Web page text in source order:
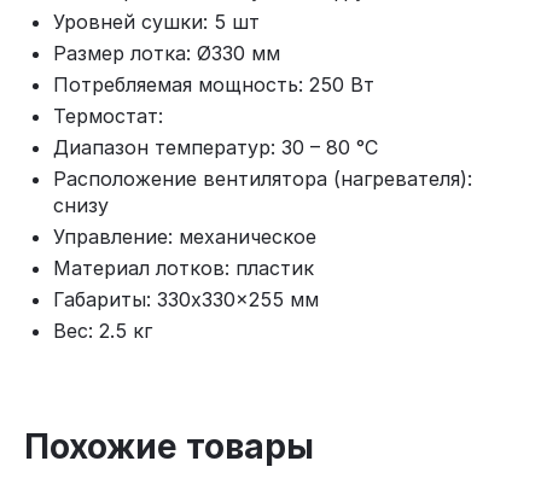
Уровней сушки: 5 шт
Размер лотка: Ø330 мм
Потребляемая мощность: 250 Вт
Термостат:
Диапазон температур: 30 – 80 °C
Расположение вентилятора (нагревателя):
снизу
Управление: механическое
Материал лотков: пластик
Габариты: 330x330x255 мм
Вес: 2.5 кг
Похожие товары